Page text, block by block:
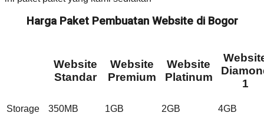
Harga Paket Pembuatan Website di Bogor
Website
Standar
Website
Premium
Website
Platinum
1
Storage 350MB 1GB 2GB 4GB